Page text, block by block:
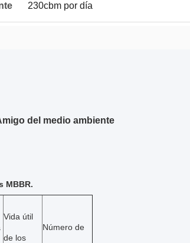
230cbm por día
del medio ambiente
MBBR.
Vida útil
de los
Número de